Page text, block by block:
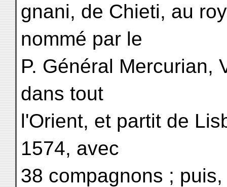
gnani, de Chieti, au
nommé par le
P. Général Mercurian,
dans tout
l'Orient, et partit de
1574, avec
38 compagnons ;